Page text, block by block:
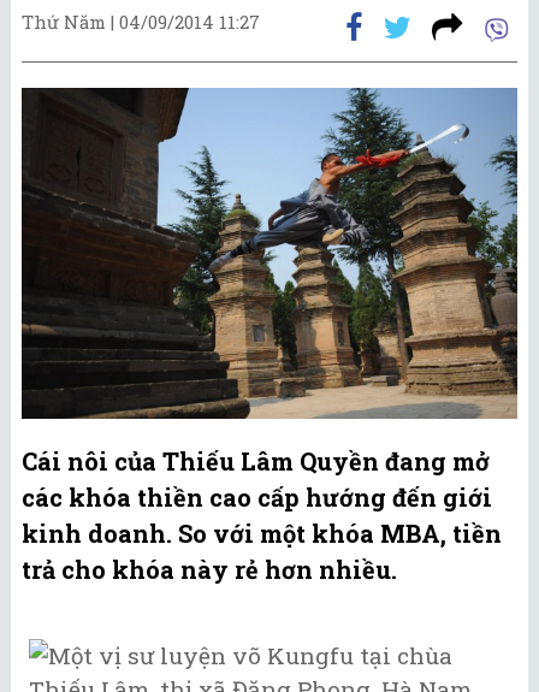
Thứ Năm | 04/09/2014 11:27
Cái nôi của Thiếu Lâm Quyền đang mở
các khóa thiền cao cấp hướng đến giới
kinh doanh. So với một khóa MBA, tiền
trả cho khóa này rẻ hơn nhiều.